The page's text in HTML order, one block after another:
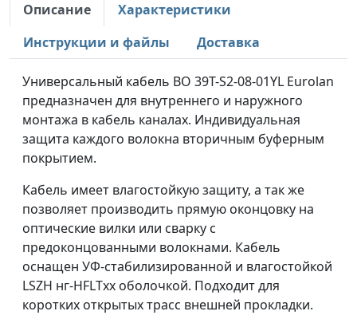
Описание
Характеристики
Инструкции и файлы
Доставка
Универсальный кабель ВО 39T-S2-08-01YL Eurolan
предназначен для внутреннего и наружного
монтажа в кабель каналах. Индивидуальная
защита каждого волокна вторичным буферным
покрытием.
Кабель имеет влагостойкую защиту, а так же
позволяет производить прямую оконцовку на
оптические вилки или сварку с
предоконцованными волокнами. Кабель
оснащен УФ-стабилизированной и влагостойкой
LSZH нг-HFLTxx оболочкой. Подходит для
коротких открытых трасс внешней прокладки.